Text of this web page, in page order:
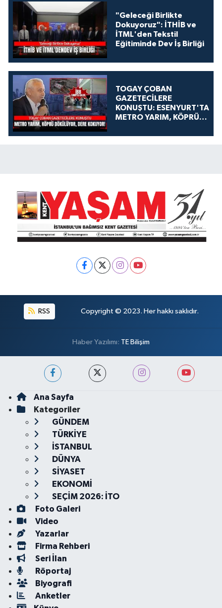
"Geleceği Birlikte
Dokuyoruz": İTHİB ve
İTML'den Tekstil
Eğitiminde Dev İş Birliği
TOGAY ÇOBAN
GAZETECİLERE
KONUŞTU: ESENYURT'TA
METRO YARIM, KÖPRÜ
KOKUYOR!
RSS Copyright © 2023. Her hakkı saklıdır.
Haber Yazılımı: TE Bilişim
Ana Sayfa
Kategoriler
GÜNDEM
TÜRKİYE
İSTANBUL
DÜNYA
SİYASET
EKONOMİ
SEÇİM 2026: İTO
Foto Galeri
Video
Yazarlar
Firma Rehberi
Seri İlan
Röportaj
Biyografi
Anketler